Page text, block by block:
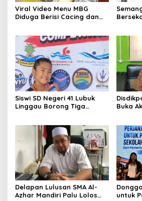
Viral Video Menu MBG
Diduga Berisi Cacing dan
Siswi SD Negeri 41 Lubuk
Linggau Borong Tiga
Indonesia Palembang
Buka
Delapan Lulusan SMA Al-
Azhar Mandiri Palu Lolos
untuk